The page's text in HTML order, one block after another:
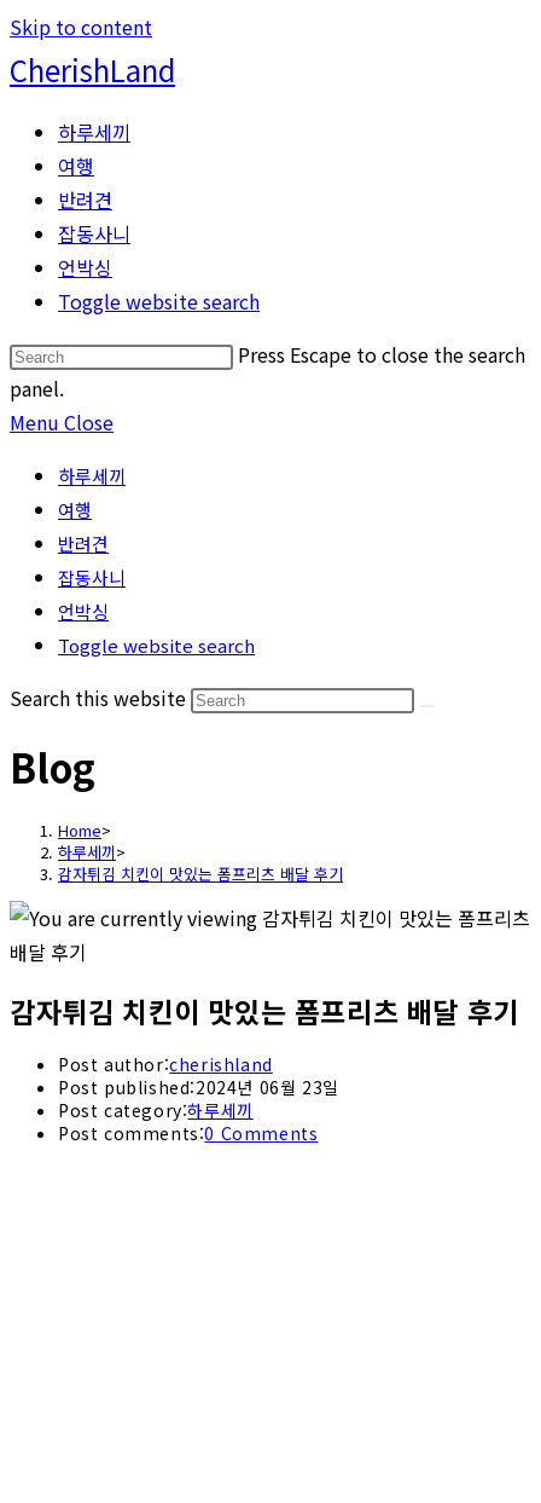
Skip to content
CherishLand
하루세끼
여행
반려견
잡동사니
언박싱
Toggle website search
Press Escape to close the search
panel.
Menu Close
하루세끼
여행
반려견
잡동사니
언박싱
Toggle website search
Search this website
Blog
Home>
하루세끼>
감자튀김 치킨이 맛있는 폼프리츠 배달 후기
감자튀김 치킨이 맛있는 폼프리츠 배달 후기
Post author:cherishland
Post published:2024년 06월 23일
Post category:하루세끼
Post comments:0 Comments